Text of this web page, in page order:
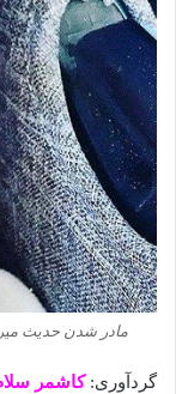
مادر شدن حدیث
گردآوری:کاشمر